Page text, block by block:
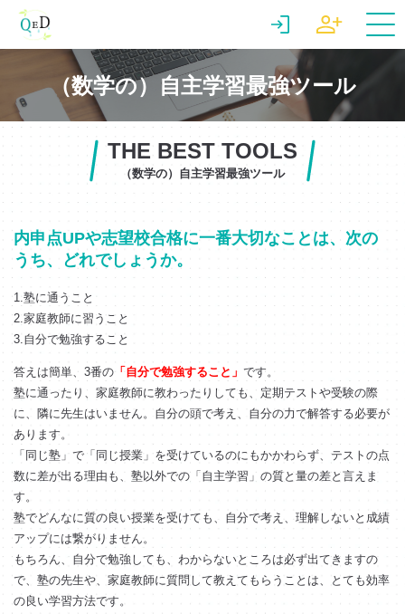
（数学の）自主学習最強ツール
THE BEST TOOLS
（数学の）自主学習最強ツール
内申点UPや志望校合格に一番大切なことは、次の
うち、どれでしょうか。
1.塾に通うこと
2.家庭教師に習うこと
3.自分で勉強すること
答えは簡単、3番の 「自分で勉強すること」 です。
塾に通ったり、家庭教師に教わったりしても、定期テストや受験の際
に、隣に先生はいません。自分の頭で考え、自分の力で解答する必要が
あります。
「同じ塾」で「同じ授業」を受けているのにもかかわらず、テストの点
数に差が出る理由も、塾以外での「自主学習」の質と量の差と言えま
す。
塾でどんなに質の良い授業を受けても、自分で考え、理解しないと成績
アップには繋がりません。
もちろん、自分で勉強しても、わからないところは必ず出てきますの
で、塾の先生や、家庭教師に質問して教えてもらうことは、とても効率
の良い学習方法です。